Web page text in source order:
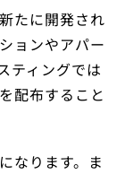
たに開発され
ョンやアパー
ティングでは
配布すること
なります。ま